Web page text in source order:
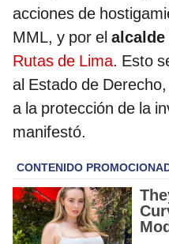
acciones de
MML, y por el alcalde
Rutas de Lima. Esto
al Estado de
a la protección de la
manifestó.